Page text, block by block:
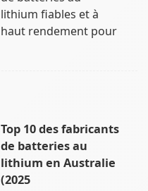
lithium fiables et à
haut rendement pour
Top 10 des fabricants
de batteries au
lithium en Australie
(2025